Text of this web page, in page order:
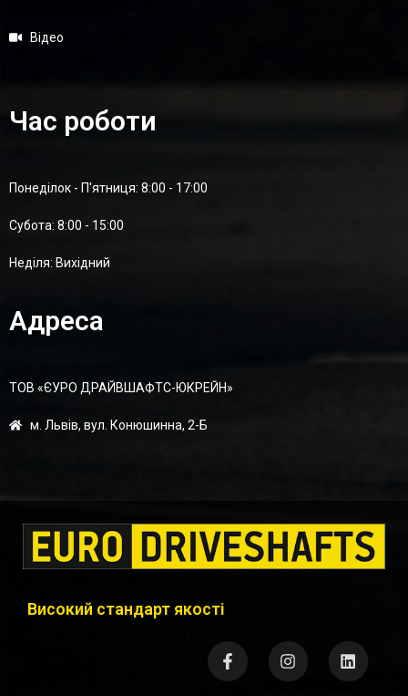
Відео
Час роботи
Понеділок - П'ятниця: 8:00 - 17:00
Суботa: 8:00 - 15:00
Неділя: Вихідний
Адреса
ТОВ «ЄУРО ДРАЙВШАФТC-ЮКРЕЙН»
м. Львів, вул. Конюшинна, 2-Б
Високий стандарт якості